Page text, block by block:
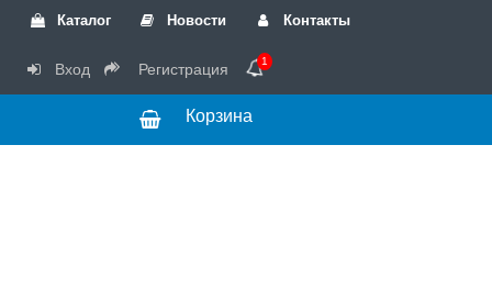
Каталог Новости Контакты
Вход Регистрация 1
Корзина